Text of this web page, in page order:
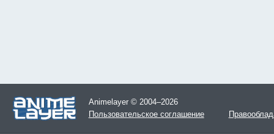
Animelayer © 2004–2026
Пользовательское соглашение